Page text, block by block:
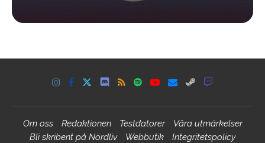
Om oss Redaktionen Testdatorer
Våra utmärkelser
Bli skribent på Nördliv
Webbutik Integritetspolicy